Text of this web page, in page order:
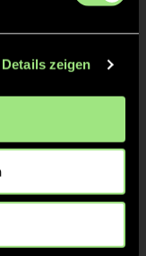
Details zeigen